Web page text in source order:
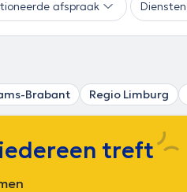
afspraak Diensten
Brabant Regio Limburg
treft